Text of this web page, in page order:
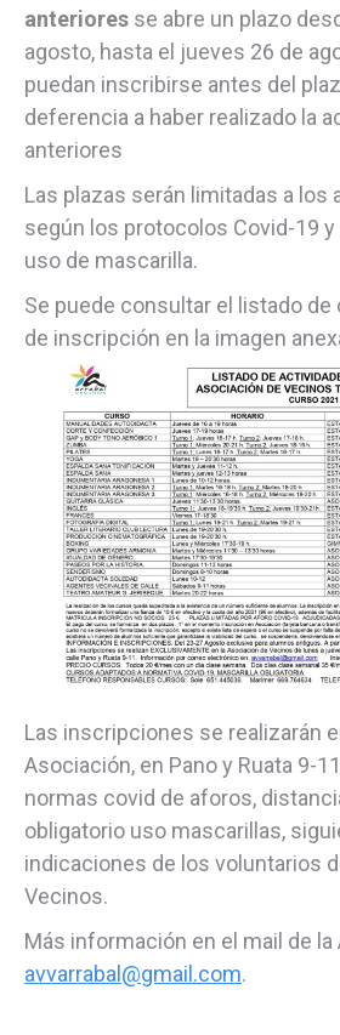
anteriores se abre un plazo
agosto, hasta el jueves 26 de
puedan inscribirse antes del
deferencia a haber realizado la
anteriores
Las plazas serán limitadas a
según los protocolos Covid-19 y
uso de mascarilla.
Se puede consultar el listado
de inscripción en la imagen
Las inscripciones se realizarán
Asociación, en Pano y Ruata 9-
normas covid de aforos,
obligatorio uso mascarillas,
indicaciones de los voluntarios
Vecinos.
Más información en el mail de la
avvarrabal@gmail.com.